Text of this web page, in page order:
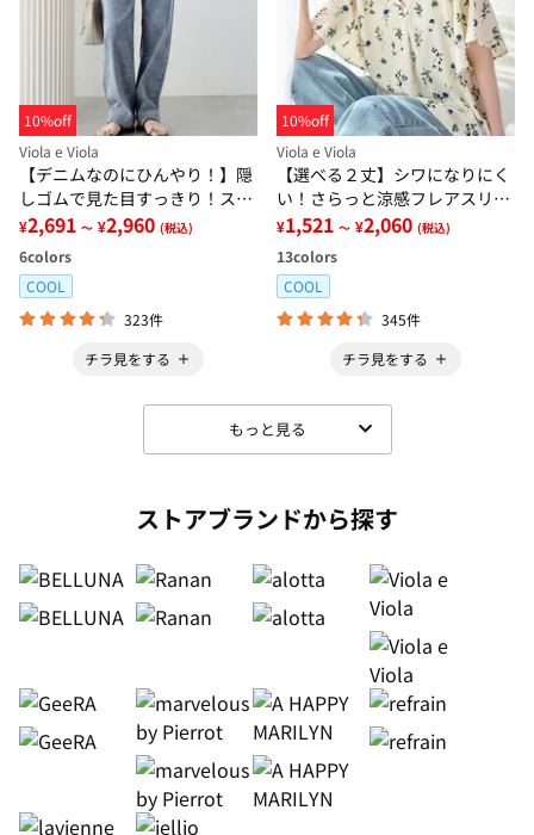
10%off
Viola e Viola
【デニムなのにひんやり！】隠
しゴムで見た目すっきり！スト
レッチ楽ちんデニム
¥2,691 ～ ¥2,960 (税込)
6colors
COOL
323件
チラ見をする
10%off
Viola e Viola
【選べる２丈】シワになりにく
い！さらっと涼感フレアスリー
ブブラウス
¥1,521 ～ ¥2,060 (税込)
13colors
COOL
345件
チラ見をする
もっと見る
ストアブランドから探す